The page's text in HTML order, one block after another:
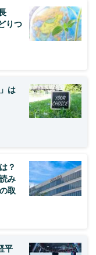
りつ
は
？
み
取
平